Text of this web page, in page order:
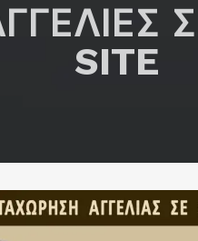
SITE